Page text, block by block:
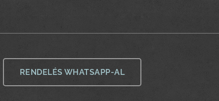
RENDELÉS WHATSAPP-AL